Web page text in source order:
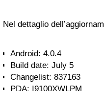
Nel dettaglio
Android: 4.0.4
Build date: July 5
Changelist: 837163
PDA: I9100XWLPM